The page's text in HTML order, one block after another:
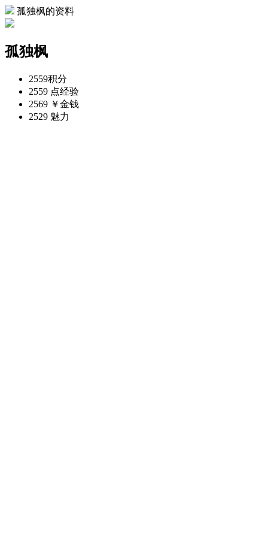
孤独枫的资料
孤独枫
2559积分
2559 点经验
2569 ￥金钱
2529 魅力